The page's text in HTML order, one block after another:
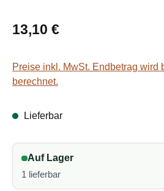
Regulärer Preis:
13,10 €
Preise inkl. MwSt. Endbetrag wird
berechnet.
Lieferbar
Auf Lager
1 lieferbar